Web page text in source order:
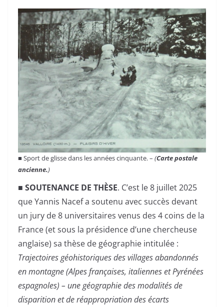
■ Sport de glisse dans les années cinquante. – (Carte postale
ancienne.)
■ SOUTENANCE DE THÈSE. C’est le 8 juillet 2025
que Yannis Nacef a soutenu avec succès devant
un jury de 8 universitaires venus des 4 coins de la
France (et sous la présidence d’une chercheuse
anglaise) sa thèse de géographie intitulée :
Trajectoires géohistoriques des villages abandonnés
en montagne (Alpes françaises, italiennes et Pyrénées
espagnoles) – une géographie des modalités de
disparition et de réappropriation des écarts